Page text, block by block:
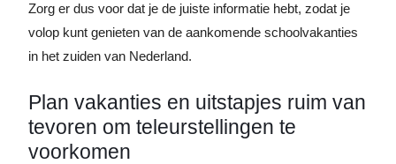
Zorg er dus voor dat je de juiste informatie hebt, zodat je
volop kunt genieten van de aankomende schoolvakanties
in het zuiden van Nederland.
Plan vakanties en uitstapjes ruim van
tevoren om teleurstellingen te
voorkomen